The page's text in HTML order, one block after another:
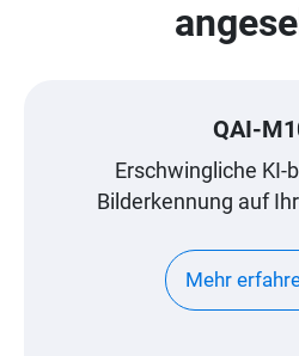
QAI-
Erschwingliche KI-
Bilderkennung auf
Mehr